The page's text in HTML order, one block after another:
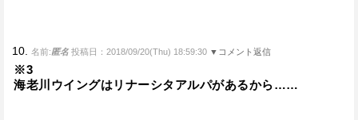
10. 名前:匿名 投稿日：2018/09/20(Thu) 18:59:30 ▼コメント返信
※3
海老川ウイングはリナーシタアルパがあるから……